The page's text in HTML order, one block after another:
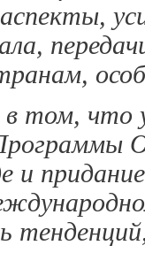
в том, что
и